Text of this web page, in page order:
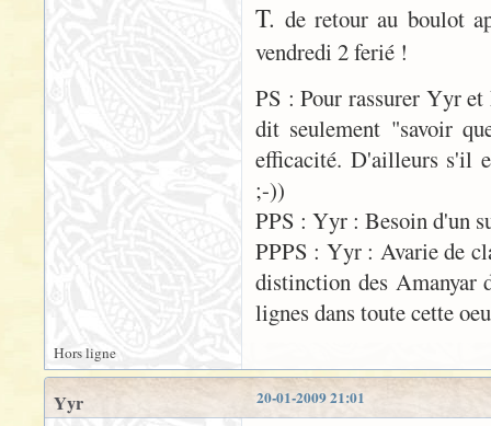
T.de retour au boulot
vendredi 2 ferié !
PS : Pour rassurer Yyr
dit seulement "savoir
efficacité. D'ailleurs s'il
;-))
PPS : Yyr : Besoin d'un
PPPS : Yyr : Avarie de
distinction des Amanyar
lignes dans toute cette
Hors ligne
20-01-2009 21:01
Yyr